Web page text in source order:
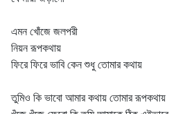
এমন খোঁজে জলপরী
নিয়ন রূপকথায়
ফিরে ফিরে ভাবি কেন শুধু তোমার কথায়
তুমিও কি ভাবো আমার কথায় তোমার রূপকথায়